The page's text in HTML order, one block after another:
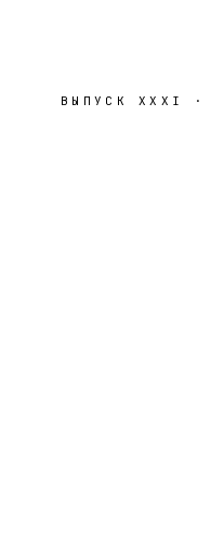
ВЫПУСКXXXI ·